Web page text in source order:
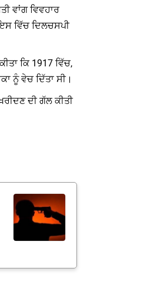
ਵਾਂਗ ਵਿਵਹਾਰ
ਵਿੱਚ ਦਿਲਚਸਪੀ
ਕਿ 1917 ਵਿੱਚ,
ਨੂੰ ਵੇਚ ਦਿੱਤਾ ਸੀ।
ਦੀ ਗੱਲ ਕੀਤੀ